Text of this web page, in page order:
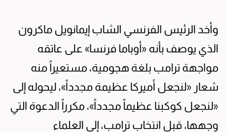
وأخد الرئيس الفرنسي الشاب إيمانويل ماكرون
الذي يوصف بأنه «أوباما فرنسا» على عاتقه
مواجهة ترامب بلغة هجومية، مستعيراً منه
شعار «لنجعل أميركا عظيمة مجدداً»، ليحوله إلى
«لنجعل كوكبنا عظيماً مجدداً»، مكرراً الدعوة التي
وجهها، قبل انتخاب ترامب، إلى العلماء